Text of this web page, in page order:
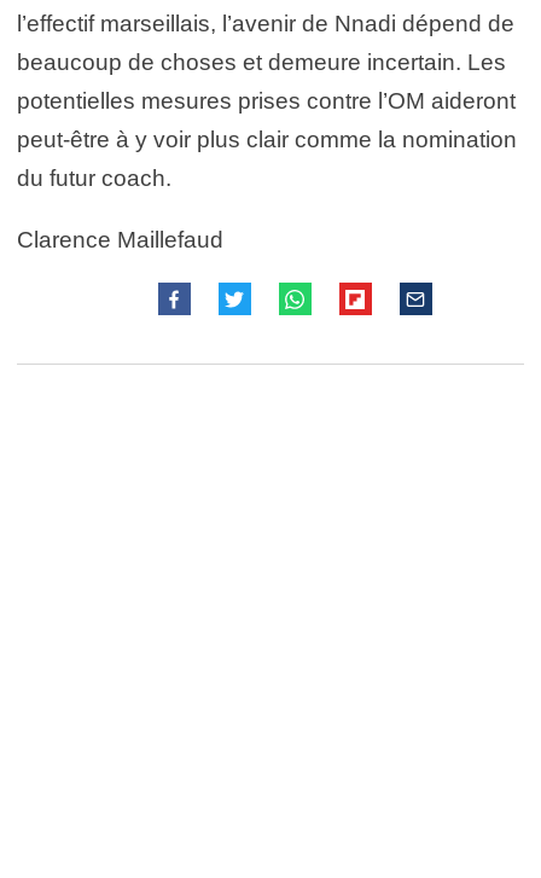
l’effectif marseillais, l’avenir de Nnadi dépend de
beaucoup de choses et demeure incertain. Les
potentielles mesures prises contre l’OM aideront
peut-être à y voir plus clair comme la nomination
du futur coach.
Clarence Maillefaud